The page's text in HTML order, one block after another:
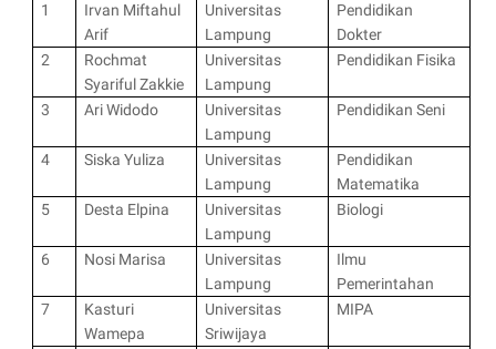
1
Irvan Miftahul
Arif
Universitas
Lampung
Pendidikan
Dokter
2
Rochmat
Syariful Zakkie
Universitas
Lampung
Pendidikan Fisika
3 Ari Widodo
Universitas
Lampung
Pendidikan Seni
4 Siska Yuliza
Universitas
Lampung
Pendidikan
Matematika
5
Desta Elpina
Universitas
Lampung
Biologi
6 Nosi Marisa
Universitas
Lampung
Ilmu
Pemerintahan
7
Kasturi
Wamepa
Universitas
Sriwijaya
MIPA